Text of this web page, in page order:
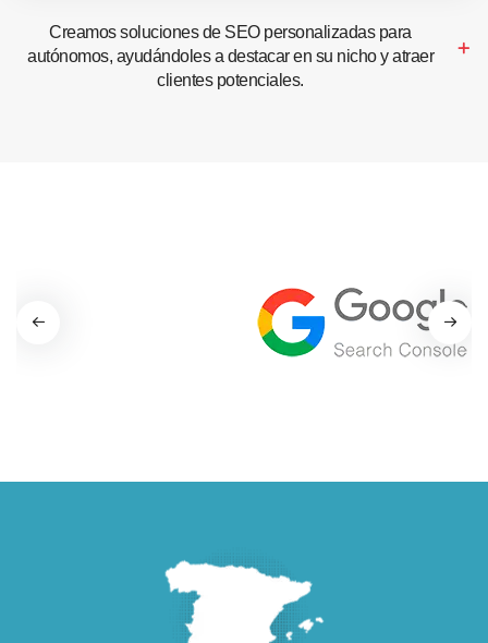
Creamos soluciones de SEO personalizadas para
autónomos, ayudándoles a destacar en su nicho y atraer
clientes potenciales.